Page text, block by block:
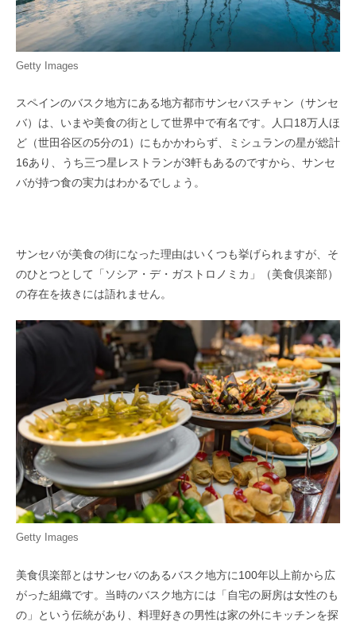
Getty Images
スペインのバスク地方にある地方都市サンセバスチャン（サンセ
バ）は、いまや美食の街として世界中で有名です。人口18万人ほ
ど（世田谷区の5分の1）にもかかわらず、ミシュランの星が総計
16あり、うち三つ星レストランが3軒もあるのですから、サンセ
バが持つ食の実力はわかるでしょう。
サンセバが美食の街になった理由はいくつも挙げられますが、そ
のひとつとして「ソシア・デ・ガストロノミカ」（美食倶楽部）
の存在を抜きには語れません。
Getty Images
美食倶楽部とはサンセバのあるバスク地方に100年以上前から広
がった組織です。当時のバスク地方には「自宅の厨房は女性のも
の」という伝統があり、料理好きの男性は家の外にキッチンを探